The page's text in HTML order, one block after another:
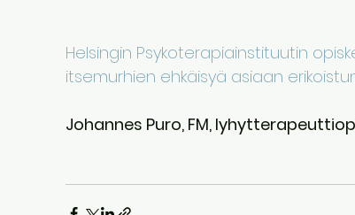
Helsingin Psykoterapiainstituutin
itsemurhien ehkäisyä asiaan
Johannes Puro, FM,